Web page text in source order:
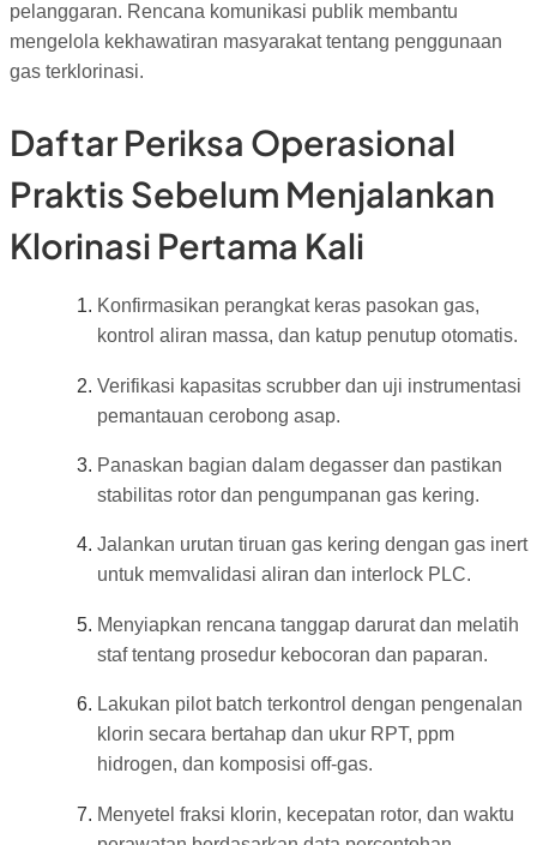
pelanggaran. Rencana komunikasi publik membantu
mengelola kekhawatiran masyarakat tentang penggunaan
gas terklorinasi.
Daftar Periksa Operasional
Praktis Sebelum Menjalankan
Klorinasi Pertama Kali
Konfirmasikan perangkat keras pasokan gas,
kontrol aliran massa, dan katup penutup otomatis.
Verifikasi kapasitas scrubber dan uji instrumentasi
pemantauan cerobong asap.
Panaskan bagian dalam degasser dan pastikan
stabilitas rotor dan pengumpanan gas kering.
Jalankan urutan tiruan gas kering dengan gas inert
untuk memvalidasi aliran dan interlock PLC.
Menyiapkan rencana tanggap darurat dan melatih
staf tentang prosedur kebocoran dan paparan.
Lakukan pilot batch terkontrol dengan pengenalan
klorin secara bertahap dan ukur RPT, ppm
hidrogen, dan komposisi off-gas.
Menyetel fraksi klorin, kecepatan rotor, dan waktu